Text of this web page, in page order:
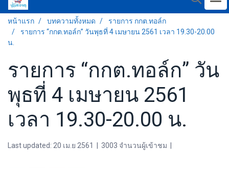
หน้าแรก บทความทั้งหมด
รายการ กกต.ทอล์ก
รายการ “กกต.ทอล์ก” วันพุธที่ 4 เมษายน 2561 เวลา 19.30-20.00
น.
รายการ “กกต.ทอล์ก” วัน
พุธที่ 4 เมษายน 2561
เวลา 19.30-20.00 น.
Last updated: 20 เม.ย 2561 3003 จำนวนผู้เข้าชม